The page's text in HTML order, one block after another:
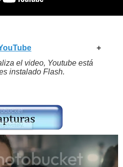
+
el video, Youtube está
instalado Flash.